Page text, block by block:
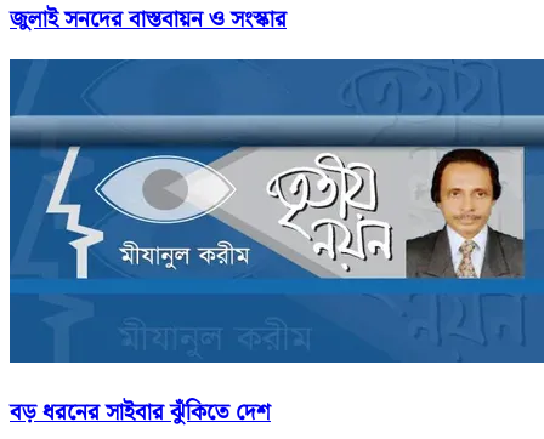
জুলাই সনদের বাস্তবায়ন ও সংস্কার
বড় ধরনের সাইবার ঝুঁকিতে দেশ